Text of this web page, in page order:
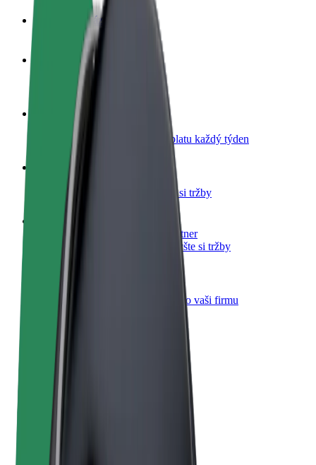
Nejčastější otázky
Staňte se řidičem
Vydělávejte podle sebe
Staňte se kurýrem
Doručujte jídlo a dostávejte výplatu každý týden
Přidejte restauraci nebo obchod
Oslovte více zákazníků a zvyšte si tržby
Zaregistrujte se jako flotilový partner
Přidejte svou flotilu k Boltu a zvyšte si tržby
Bolt for Business
Produkty a služby Boltu přesně pro vaši firmu
Obchodní podmínky
Soukromí
Cookies
© 2026 Bolt Technology OÜ